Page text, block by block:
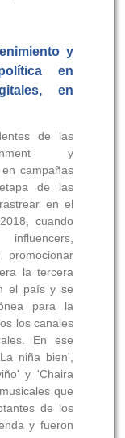
y
en
en
de las
y
campañas
de las
en el
cuando
la tercera
el país y se
para la
los canales
En ese
niña bien',
y 'Chaira
que
de los
y fueron